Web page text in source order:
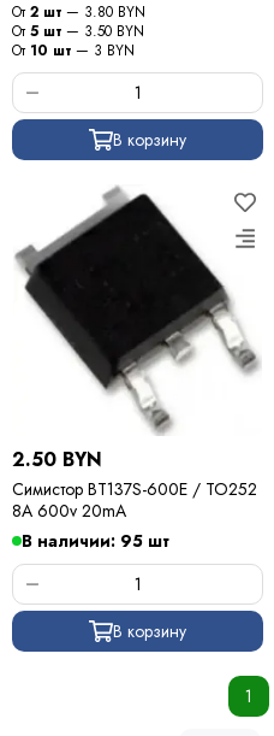
От2 шт — 3.80 BYN
От5 шт — 3.50 BYN
От 10 шт — 3 BYN
В корзину
2.50 BYN
Симистор BT137S-600E / TO252
8A 600v 20mA
В наличии: 95 шт
В корзину
1